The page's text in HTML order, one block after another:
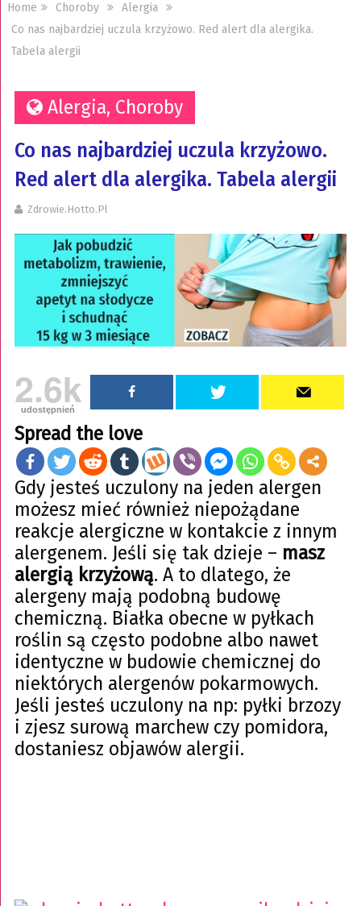
Home Choroby
Alergia
Co nas najbardziej uczula krzyżowo. Red alert dla alergika.
Tabela alergii
Alergia, Choroby
Co nas najbardziej uczula krzyżowo.
Red alert dla alergika. Tabela alergii
Zdrowie.hotto.pl
2.6k
udostępnień
Spread the love
Gdy jesteś uczulony na jeden alergen
możesz mieć również niepożądane
reakcje alergiczne w kontakcie z innym
alergenem. Jeśli się tak dzieje – masz
alergią krzyżową. A to dlatego, że
alergeny mają podobną budowę
chemiczną. Białka obecne w pyłkach
roślin są często podobne albo nawet
identyczne w budowie chemicznej do
niektórych alergenów pokarmowych.
Jeśli jesteś uczulony na np: pyłki brzozy
i zjesz surową marchew czy pomidora,
dostaniesz objawów alergii.